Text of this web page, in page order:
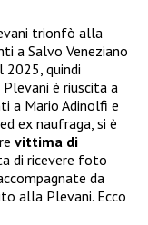
trionfò alla
a Salvo Veneziano
2025, quindi
è riuscita a
a Mario Adinolfi e
ex naufraga, si è
vittima di
di ricevere foto
da
alla Plevani. Ecco